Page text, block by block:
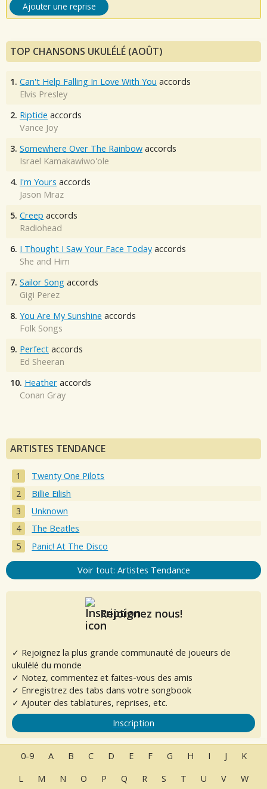
Ajouter une reprise
TOP CHANSONS UKULÉLÉ (AOÛT)
1. Can't Help Falling In Love With You accords
Elvis Presley
2. Riptide accords
Vance Joy
3. Somewhere Over The Rainbow accords
Israel Kamakawiwo'ole
4. I'm Yours accords
Jason Mraz
5. Creep accords
Radiohead
6. I Thought I Saw Your Face Today accords
She and Him
7. Sailor Song accords
Gigi Perez
8. You Are My Sunshine accords
Folk Songs
9. Perfect accords
Ed Sheeran
10. Heather accords
Conan Gray
ARTISTES TENDANCE
Twenty One Pilots
Billie Eilish
Unknown
The Beatles
Panic! At The Disco
Voir tout: Artistes Tendance
Rejoignez nous!
✓ Rejoignez la plus grande communauté de joueurs de
ukulélé du monde
✓ Notez, commentez et faites-vous des amis
✓ Enregistrez des tabs dans votre songbook
✓ Ajouter des tablatures, reprises, etc.
Inscription
0-9 A B C D E F G H I J
K
L
M N O P Q R S T U V W